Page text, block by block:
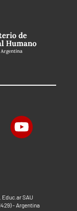
SAU
- Argentina